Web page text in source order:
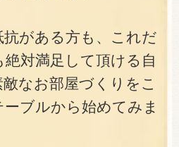
がある方も、これだ
対満足して頂ける自
なお部屋づくりをこ
ブルから始めてみま